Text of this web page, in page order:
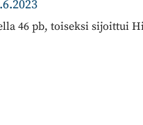
46 pb, toiseksi sijoittui